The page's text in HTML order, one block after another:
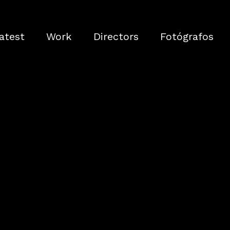
Work Directors Fotógrafos